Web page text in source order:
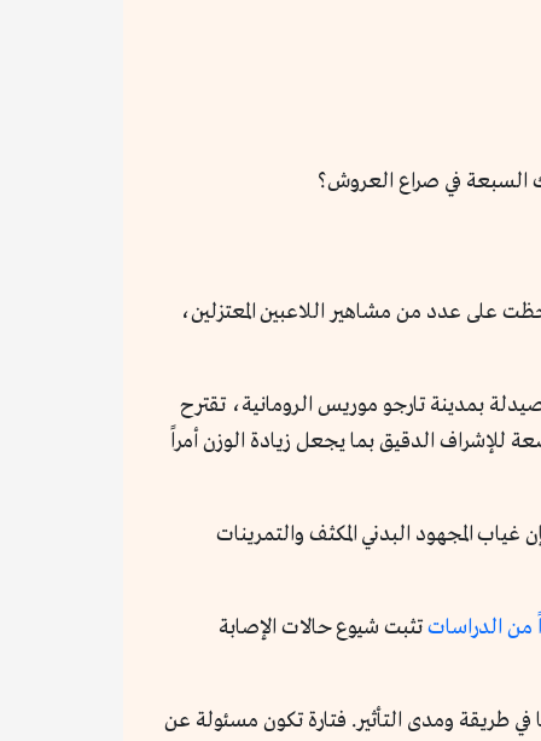
السبعة في صراع العروش؟
على عدد من مشاهير اللاعبين المعتزلين،
بمدينة تارجو موريس الرومانية، تقترح
للإشراف الدقيق بما يجعل زيادة الوزن أمراً
غياب المجهود البدني المكثف والتمرينات
من الدراساتتثبت شيوع حالات الإصابة
في طريقة ومدى التأثير. فتارة تكون مسئولة عن